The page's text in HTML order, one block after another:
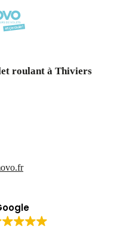
roulant à Thiviers